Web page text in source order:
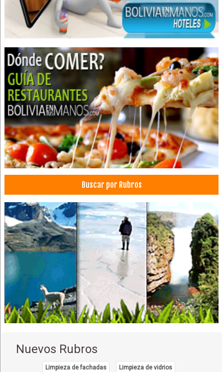
Odontología Estética
Médicos Odontólogos Pediatras
Odontopediatría
Implantología Dental
Médicos Odontólogos
Periodoncia
Cirujano dental
Buscar por Rubros
Nuevos Rubros
Limpieza de fachadas Limpieza de vidrios